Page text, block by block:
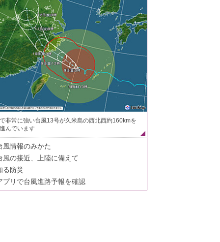
非常に強い台風13号が久米島の西北西約160kmを
んでいます
風情報のみかた
風の接近、上陸に備えて
る防災
プリで台風進路予報を確認